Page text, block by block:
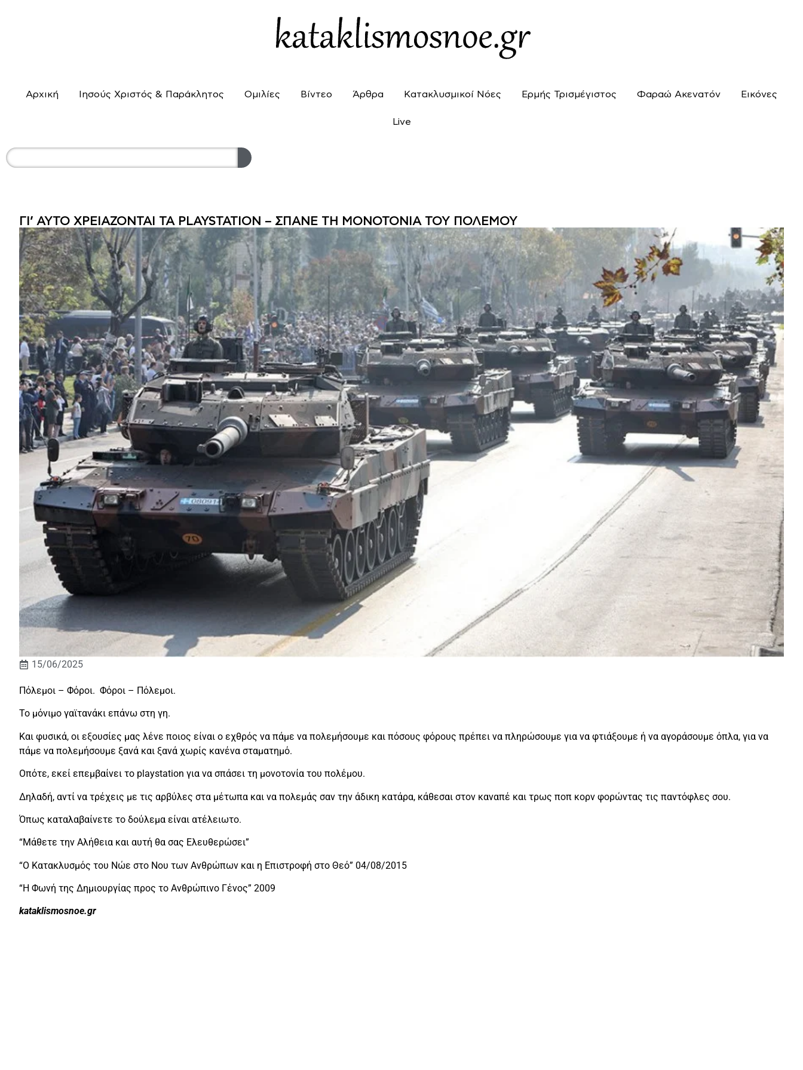
Αρχική Ιησούς Χριστός & Παράκλητος Ομιλίες Βίντεο Άρθρα Κατακλυσμικοί Νόες Ερμής Τρισμέγιστος Φαραώ Ακενατόν Εικόνες
Live
ΓΙ’ ΑΥΤΟ ΧΡΕΙΑΖΟΝΤΑΙ ΤΑ PLAYSTATION – ΣΠΑΝΕ ΤΗ ΜΟΝΟΤΟΝΙΑ ΤΟΥ ΠΟΛΕΜΟΥ
15/06/2025
Πόλεμοι – Φόροι. Φόροι – Πόλεμοι.
Το μόνιμο γαϊτανάκι επάνω στη γη.
Και φυσικά, οι εξουσίες μας λένε ποιος είναι ο εχθρός να πάμε να πολεμήσουμε και πόσους φόρους πρέπει να πληρώσουμε για να φτιάξουμε ή να αγοράσουμε όπλα, για να
πάμε να πολεμήσουμε ξανά και ξανά χωρίς κανένα σταματημό.
Οπότε, εκεί επεμβαίνει το playstation για να σπάσει τη μονοτονία του πολέμου.
Δηλαδή, αντί να τρέχεις με τις αρβύλες στα μέτωπα και να πολεμάς σαν την άδικη κατάρα, κάθεσαι στον καναπέ και τρως ποπ κορν φορώντας τις παντόφλες σου.
Όπως καταλαβαίνετε το δούλεμα είναι ατέλειωτο.
“Μάθετε την Αλήθεια και αυτή θα σας Ελευθερώσει”
“Ο Κατακλυσμός του Νώε στο Νου των Ανθρώπων και η Επιστροφή στο Θεό” 04/08/2015
“Η Φωνή της Δημιουργίας προς το Ανθρώπινο Γένος” 2009
kataklismosnoe.gr